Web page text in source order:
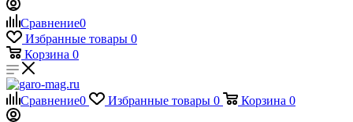
Сравнение0
Избранные товары 0
Корзина 0
Сравнение0 Избранные товары 0 Корзина 0